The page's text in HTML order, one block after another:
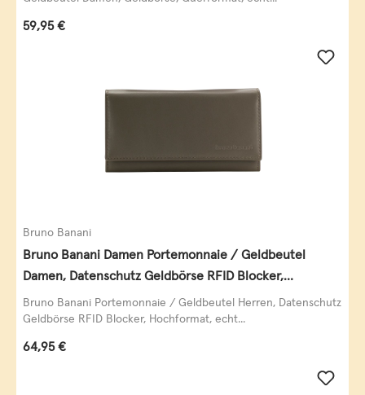
Regulärer Preis:
59,95 €
Bruno Banani
Bruno Banani Damen Portemonnaie / Geldbeutel
Damen, Datenschutz Geldbörse RFID Blocker,
Querformat, echt Leder, taupe
Bruno Banani Portemonnaie / Geldbeutel Herren, Datenschutz
Geldbörse RFID Blocker, Hochformat, echt...
Regulärer Preis:
64,95 €